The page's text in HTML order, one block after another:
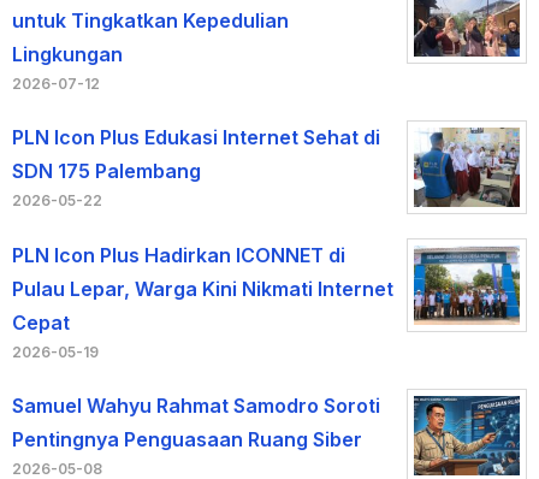
untuk Tingkatkan Kepedulian
Lingkungan
2026-07-12
PLN Icon Plus Edukasi Internet Sehat di
SDN 175 Palembang
2026-05-22
PLN Icon Plus Hadirkan ICONNET di
Pulau Lepar, Warga Kini Nikmati Internet
Cepat
2026-05-19
Samuel Wahyu Rahmat Samodro Soroti
Pentingnya Penguasaan Ruang Siber
2026-05-08